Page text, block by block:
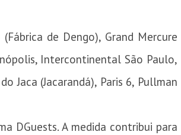
de Dengo), Grand Mercure
Intercontinental São Paulo,
Jaca (Jacarandá), Paris 6, Pullman
DGuests. A medida contribui para